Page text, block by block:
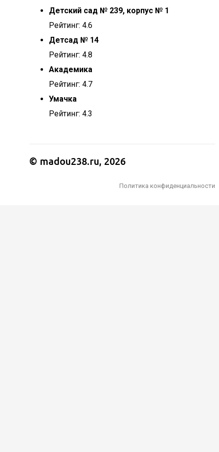
Детский сад № 239, корпус № 1
Рейтинг: 4.6
Детсад № 14
Рейтинг: 4.8
Академика
Рейтинг: 4.7
Умачка
Рейтинг: 4.3
© madou238.ru, 2026
Политика конфиденциальности